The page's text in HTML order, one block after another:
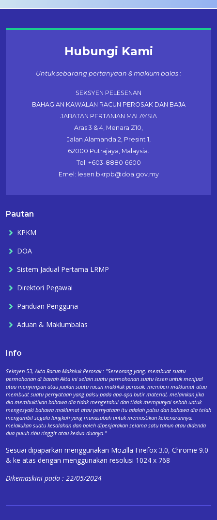
Hubungi Kami
Untuk sebarang pertanyaan & maklum balas :
SEKSYEN PELESENAN
BAHAGIAN KAWALAN RACUN PEROSAK DAN BAJA
JABATAN PERTANIAN MALAYSIA
Aras 3 & 4, Menara Z10,
Jalan Alamanda 2, Presint 1,
62000 Putrajaya, Malaysia.
Tel: +603-8880 6600
Emel: lesen.bkrpb@doa.gov.my
Pautan
KPKM
DOA
Sistem Jadual Pertama LRMP
Direktori Pegawai
Panduan Pengguna
Aduan & Maklumbalas
Info
Seksyen 53, Akta Racun Makhluk Perosak : "Seseorang yang, membuat suatu
permohonan di bawah Akta ini selain suatu permohonan suatu lesen untuk menjual
atau menyimpan atau jualan suatu racun makhluk perosak, memberi maklumat atau
membuat suatu pernyataan yang palsu pada apa-apa butir material, melainkan jika
dia membuktikan bahawa dia tidak mengetahui dan tidak mempunyai sebab untuk
mengesyaki bahawa maklumat atau pernyataan itu adalah palsu dan bahawa dia telah
mengambil segala langkah yang munasabah untuk memastikan kebenarannya,
melakukan suatu kesalahan dan boleh dipenjarakan selama satu tahun atau didenda
dua puluh ribu ringgit atau kedua-duanya."
Sesuai dipaparkan menggunakan Mozilla Firefox 3.0, Chrome 9.0
& ke atas dengan menggunakan resolusi 1024 x 768
Dikemaskini pada : 22/05/2024